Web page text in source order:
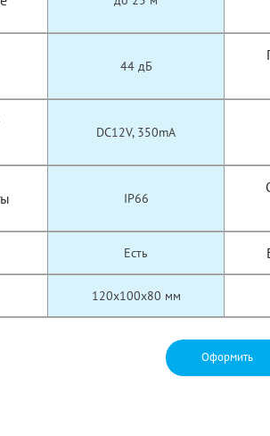
44 дБ
DC12V, 350mA
IP66
Есть
120x100x80 мм
Оформить